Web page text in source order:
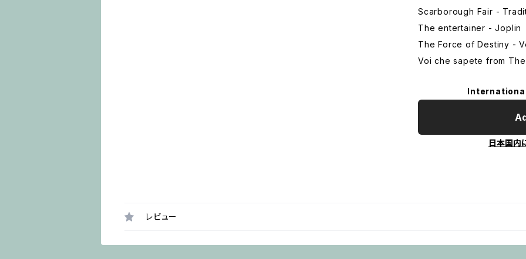
Scarborough Fair -
The entertainer - Joplin
The Force of Destiny -
Voi che sapete from
日本国内
レビュー